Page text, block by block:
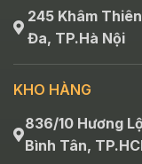
245 Khâm
Đa, TP.Hà Nội
KHO HÀNG
836/10 Hương
Bình Tân,